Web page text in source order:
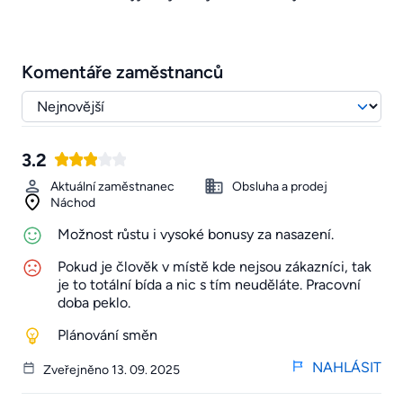
Komentáře zaměstnanců
3.2
Aktuální zaměstnanec
Obsluha a prodej
Náchod
Možnost růstu i vysoké bonusy za nasazení.
Pokud je člověk v místě kde nejsou zákazníci, tak
je to totální bída a nic s tím neuděláte. Pracovní
doba peklo.
Plánování směn
Zveřejněno 13. 09. 2025 NAHLÁSIT